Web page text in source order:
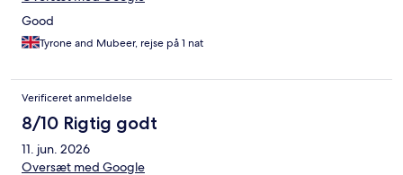
Good
Tyrone and Mubeer, rejse på 1 nat
Verificeret anmeldelse
8/10 Rigtig godt
11. jun. 2026
Oversæt med Google